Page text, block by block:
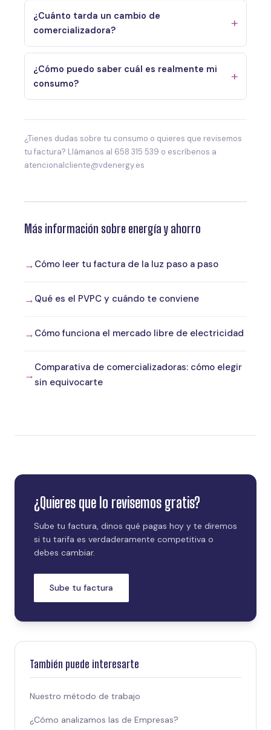
¿Cuánto tarda un cambio de
comercializadora?
¿Cómo puedo saber cuál es realmente mi
consumo?
¿Tienes dudas sobre tu consumo o quieres que revisemos
tu factura? Llámanos al 658 315 539 o escríbenos a
atencionalcliente@vdenergy.es
Más información sobre energía y ahorro
Cómo leer tu factura de la luz paso a paso
Qué es el PVPC y cuándo te conviene
Cómo funciona el mercado libre de electricidad
Comparativa de comercializadoras: cómo elegir
sin equivocarte
¿Quieres que lo revisemos gratis?
Sube tu factura, dinos qué pagas hoy y te diremos
si tu tarifa es verdaderamente competitiva o
debes cambiar.
Sube tu factura
También puede interesarte
Nuestro método de trabajo
¿Cómo analizamos las de Empresas?